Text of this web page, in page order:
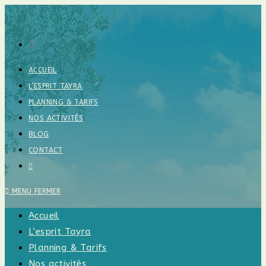
Skip
to
content
ACCUEIL
L’ESPRIT TAYRA
PLANNING & TARIFS
NOS ACTIVITÉS
BLOG
CONTACT
TOGGLE
SEARCH
MENU FERMER
Accueil
L’esprit Tayra
Planning & Tarifs
Nos activités